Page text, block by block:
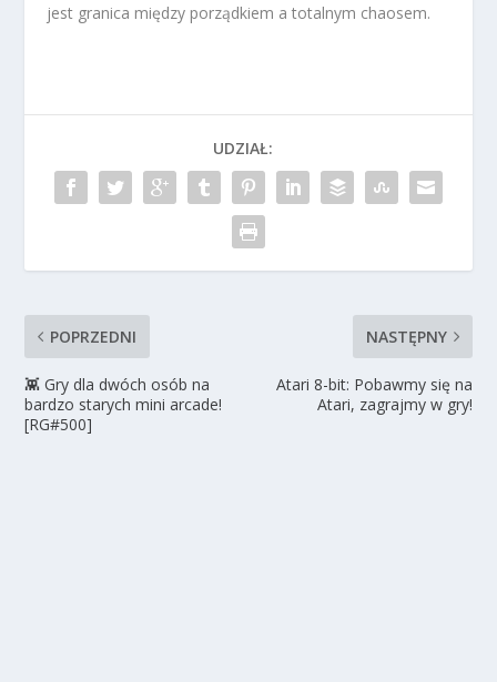
jest granica między porządkiem a totalnym chaosem.
UDZIAŁ:
POPRZEDNI
👾 Gry dla dwóch osób na
bardzo starych mini arcade!
[RG#500]
NASTĘPNY
Atari 8-bit: Pobawmy się na
Atari, zagrajmy w gry!